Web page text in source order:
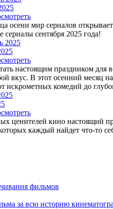
осени мир сериалов
сентября 2025 года!
настоящим праздником
вкус. В этот осенний месяц
искрометных комедий до
ценителей кино настоящий
каждый найдет что-то
фильмов
за всю историю